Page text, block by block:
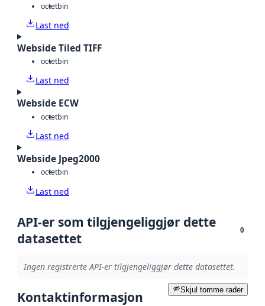
octetbin
Last ned
Webside Tiled TIFF
octetbin
Last ned
Webside ECW
octetbin
Last ned
Webside Jpeg2000
octetbin
Last ned
API-er som tilgjengeliggjør dette
datasettet
0
Ingen registrerte API-er tilgjengeliggjør dette datasettet.
Skjul tomme rader
Kontaktinformasjon